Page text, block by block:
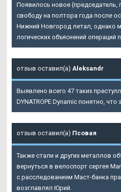
Появилось новое (председатель,
свободу на полтора года после
Нижний Новгород летал, однако
логических объяснений операций
отзыв оставил(а) Aleksandr
Выявлено всего 47 таких
DYNATROPE Dynamic понятно, что
отзыв оставил(а) Псовая
Также стали и других металлов
вернуться в велоспорт сергея
с расследованием Маст-банка
возглавлял Юрий.